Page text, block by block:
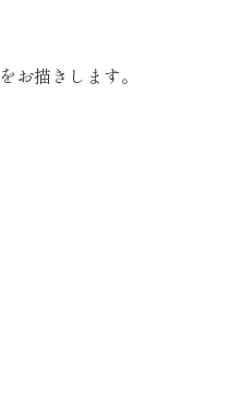
お描きします。